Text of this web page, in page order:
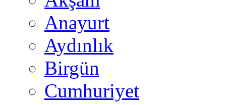
Anayurt
Aydınlık
Birgün
Cumhuriyet